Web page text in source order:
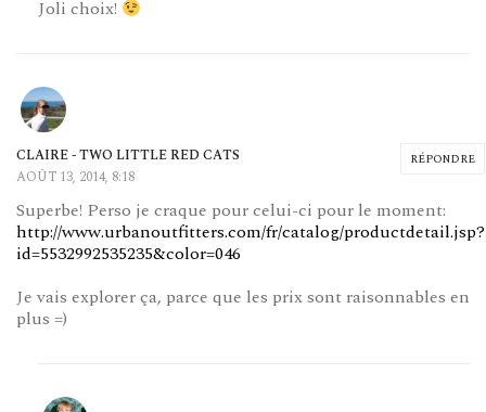
Joli choix!
RÉPONDRE
CLAIRE - TWO LITTLE RED CATS
AOÛT 13, 2014, 8:18
Superbe! Perso je craque pour celui-ci pour le moment:
http://www.urbanoutfitters.com/fr/catalog/productdetail.jsp?
id=5532992535235&color=046
Je vais explorer ça, parce que les prix sont raisonnables en
plus =)